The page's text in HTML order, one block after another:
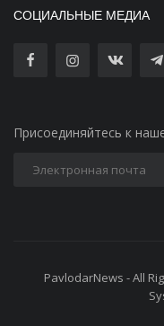
СОЦИАЛЬНЫЕ МЕДИА
Присоединяйтесь к
PavlodarNews - All